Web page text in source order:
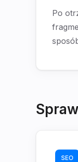
Po
SEO